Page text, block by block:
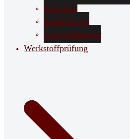
Filtersäcke
Bandfiltervlies
Geruchseliminator
Werkstoffprüfung